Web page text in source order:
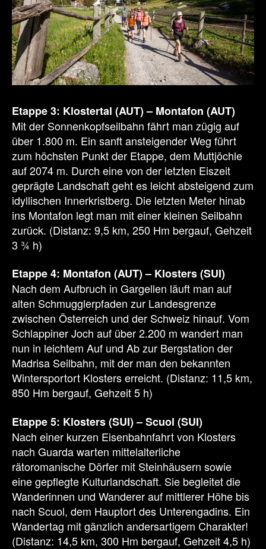
Etappe 3: Klostertal (AUT) – Montafon (AUT)
Mit der Sonnenkopfseilbahn fährt man zügig auf
über 1.800 m. Ein sanft ansteigender Weg führt
zum höchsten Punkt der Etappe, dem Muttjöchle
auf 2074 m. Durch eine von der letzten Eiszeit
geprägte Landschaft geht es leicht absteigend zum
idyllischen Innerkristberg. Die letzten Meter hinab
ins Montafon legt man mit einer kleinen Seilbahn
zurück. (Distanz: 9,5 km, 250 Hm bergauf, Gehzeit
3 ¾ h)
Etappe 4: Montafon (AUT) – Klosters (SUI)
Nach dem Aufbruch in Gargellen läuft man auf
alten Schmugglerpfaden zur Landesgrenze
zwischen Österreich und der Schweiz hinauf. Vom
Schlappiner Joch auf über 2.200 m wandert man
nun in leichtem Auf und Ab zur Bergstation der
Madrisa Seilbahn, mit der man den bekannten
Wintersportort Klosters erreicht. (Distanz: 11,5 km,
850 Hm bergauf, Gehzeit 5 h)
Etappe 5: Klosters (SUI) – Scuol (SUI)
Nach einer kurzen Eisenbahnfahrt von Klosters
nach Guarda warten mittelalterliche
rätoromanische Dörfer mit Steinhäusern sowie
eine gepflegte Kulturlandschaft. Sie begleitet die
Wanderinnen und Wanderer auf mittlerer Höhe bis
nach Scuol, dem Hauptort des Unterengadins. Ein
Wandertag mit gänzlich andersartigem Charakter!
(Distanz: 14,5 km, 300 Hm bergauf, Gehzeit 4,5 h)